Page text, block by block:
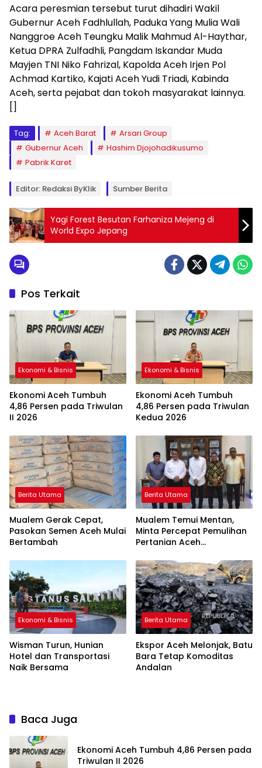
Acara peresmian tersebut turut dihadiri Wakil
Gubernur Aceh Fadhlullah, Paduka Yang Mulia Wali
Nanggroe Aceh Teungku Malik Mahmud Al-Haythar,
Ketua DPRA Zulfadhli, Pangdam Iskandar Muda
Mayjen TNI Niko Fahrizal, Kapolda Aceh Irjen Pol
Achmad Kartiko, Kajati Aceh Yudi Triadi, Kabinda
Aceh, serta pejabat dan tokoh masyarakat lainnya.
[]
Tag: Aceh Barat
Arsari Group
Gubernur Aceh
Hashim Djojohadikusumo
Pabrik Karet
Editor: Redaksi ByKlik Sumber Berita
Yagi Forest Besutan Farhaniza Mejeng di
World Expo Jepang
Pos Terkait
Ekonomi & Bisnis
Ekonomi Aceh Tumbuh
4,86 Persen pada Triwulan
II 2026
Ekonomi & Bisnis
Ekonomi Aceh Tumbuh
4,86 Persen pada Triwulan
Kedua 2026
Berita Utama
Mualem Gerak Cepat,
Pasokan Semen Aceh Mulai
Bertambah
Berita Utama
Mualem Temui Mentan,
Minta Percepat Pemulihan
Pertanian Aceh
Ekonomi & Bisnis
Wisman Turun, Hunian
Hotel dan Transportasi
Naik Bersama
Berita Utama
Ekspor Aceh Melonjak, Batu
Bara Tetap Komoditas
Andalan
Baca Juga
Ekonomi Aceh Tumbuh 4,86 Persen pada
Triwulan II 2026